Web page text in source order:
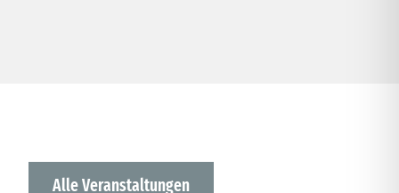
Alle Veranstaltungen